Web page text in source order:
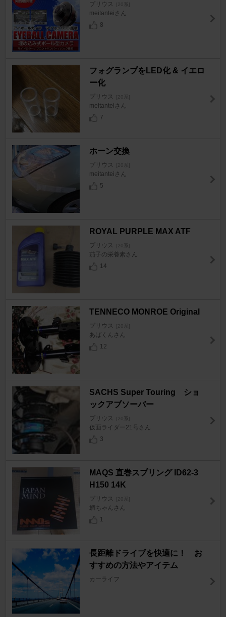
プリウス [20系]
meitanteiさん
8
フォグランプをLED化 & イエロ
ー化
プリウス [20系]
meitanteiさん
7
ホーン交換
プリウス [20系]
meitanteiさん
5
ROYAL PURPLE MAX ATF
プリウス [20系]
茄子の栄養素さん
14
TENNECO MONROE Original
プリウス [20系]
あばくんさん
12
SACHS Super Touring ショ
ックアブソーバー
プリウス [20系]
仮面ライダー21号さん
3
MAQS 直巻スプリング ID62-3
H150 14K
プリウス [20系]
鯛ちゃんさん
1
長距離ドライブを快適に！ お
すすめの方法やアイテム
カーライフ